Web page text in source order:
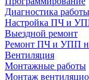
Диагностика
Настройка ПЧ и
Выездной ремонт
Ремонт ПЧ и УПП на
Вентиляция
Монтажные работы
Монтаж